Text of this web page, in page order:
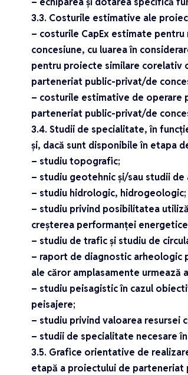
3.3. Costurile estimative ale
– costurile CapEx estimate
concesiune, cu luarea în
pentru proiecte similare corelativ
parteneriat public-privat/de
– costurile estimative de operare
parteneriat public-privat/de
3.4. Studii de specialitate, în
și, dacă sunt disponibile în etapa
– studiu topografic;
– studiu geotehnic și/sau studii
– studiu hidrologic, hidrogeologic;
– studiu privind posibilitatea
creșterea performanței
– studiu de trafic și studiu de
– raport de diagnostic
ale căror amplasamente
– studiu peisagistic în cazul
peisajere;
– studiu privind valoarea resursei
– studii de specialitate necesare
3.5. Grafice orientative de
etapă a proiectului de